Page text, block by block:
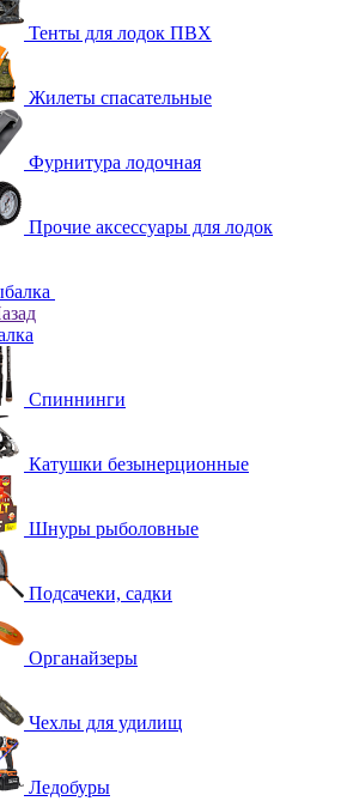
Тенты для лодок ПВХ
Жилеты спасательные
Фурнитура лодочная
Прочие аксессуары для лодок
Спиннинги
Катушки безынерционные
Шнуры рыболовные
Подсачеки, садки
Органайзеры
Чехлы для удилищ
Ледобуры